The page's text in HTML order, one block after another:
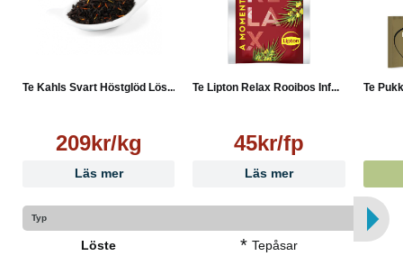
Te Kahls Svart Höstglöd Lös...
209kr/kg
Läs mer
Te Lipton Relax Rooibos Inf...
45kr/fp
Läs mer
Te
Typ
Löste * Tepåsar